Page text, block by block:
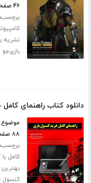
۴۶ صفحه
نشریه
بازی‌جو
دانلود کتاب راهنمای
۸۸ صفحه
کامل
کنسول